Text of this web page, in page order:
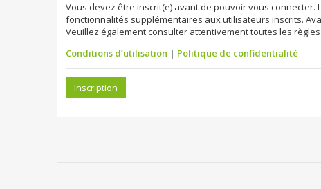
Vous devez être inscrit(e) avant de pouvoir vous
fonctionnalités supplémentaires aux utilisateurs inscrits.
Veuillez également consulter attentivement toutes les
Conditions d’utilisation | Politique de confidentialité
Inscription